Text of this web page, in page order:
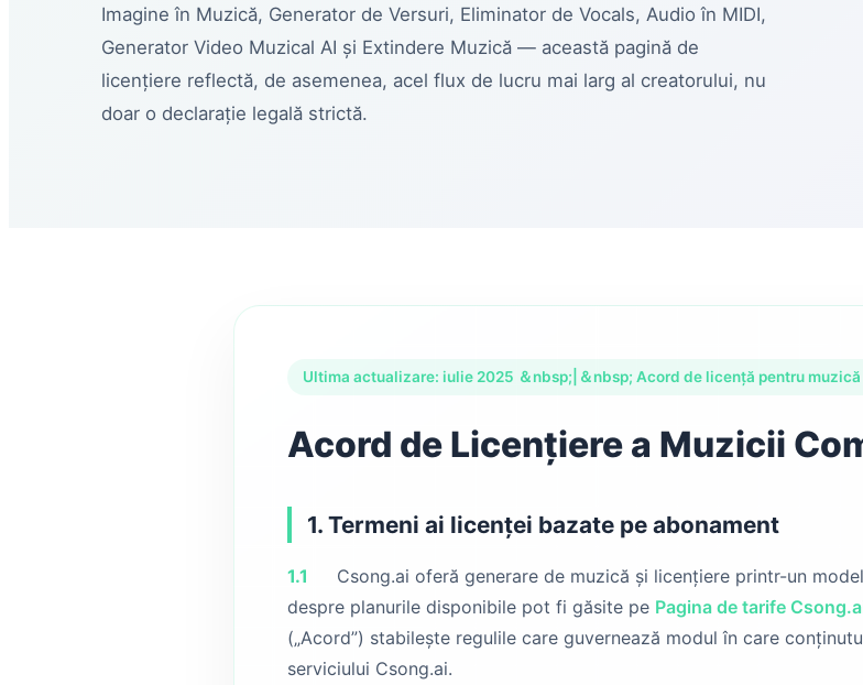
Imagine în Muzică, Generator de Versuri, Eliminator de Vocals, Audio în MIDI,
Generator Video Muzical AI și Extindere Muzică — această pagină de
licențiere reflectă, de asemenea, acel flux de lucru mai larg al creatorului, nu
doar o declarație legală strictă.
Ultima actualizare: iulie 2025 ＆nbsp;|＆nbsp; Acord de licență pentru
Acord de Licențiere a Muzicii
1. Termeni ai licenței bazate pe abonament
1.1
Csong.ai oferă generare de muzică și licențiere printr-un
despre planurile disponibile pot fi găsite pe Pagina de tarife
(„Acord”) stabilește regulile care guvernează modul în care
serviciului Csong.ai.